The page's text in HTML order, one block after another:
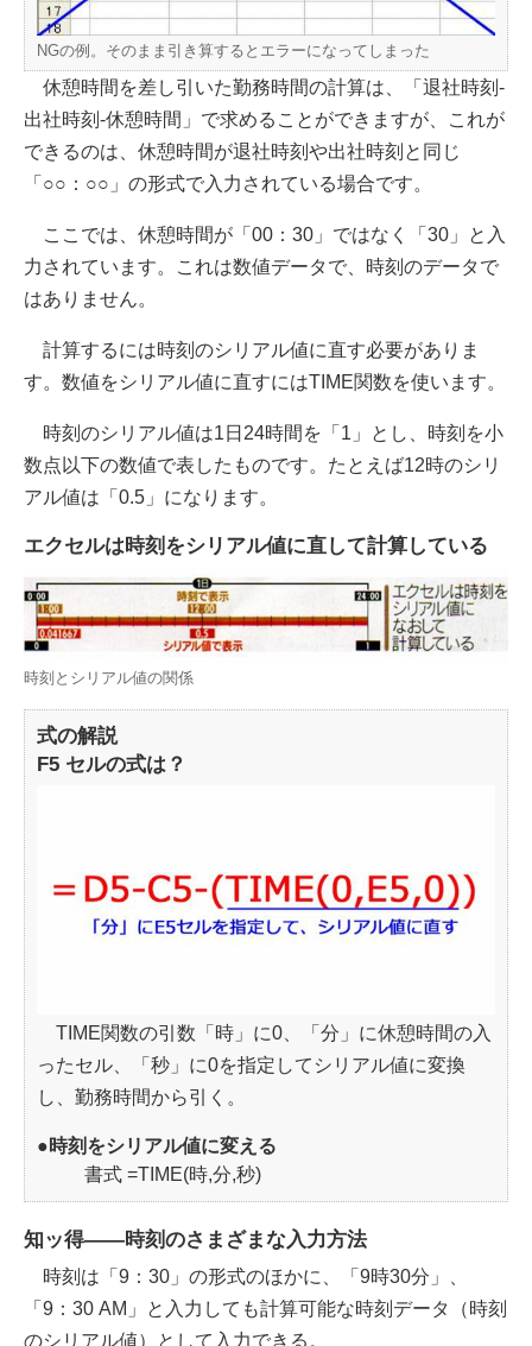
NGの例。そのまま引き算するとエラーになってしまった
休憩時間を差し引いた勤務時間の計算は、「退社時刻-
出社時刻-休憩時間」で求めることができますが、これが
できるのは、休憩時間が退社時刻や出社時刻と同じ
「○○：○○」の形式で入力されている場合です。
ここでは、休憩時間が「00：30」ではなく「30」と入
力されています。これは数値データで、時刻のデータで
はありません。
計算するには時刻のシリアル値に直す必要がありま
す。数値をシリアル値に直すにはTIME関数を使います。
時刻のシリアル値は1日24時間を「1」とし、時刻を小
数点以下の数値で表したものです。たとえば12時のシリ
アル値は「0.5」になります。
エクセルは時刻をシリアル値に直して計算している
時刻とシリアル値の関係
式の解説
F5 セルの式は？
TIME関数の引数「時」に0、「分」に休憩時間の入
ったセル、「秒」に0を指定してシリアル値に変換
し、勤務時間から引く。
●時刻をシリアル値に変える
書式 =TIME(時,分,秒)
知ッ得――時刻のさまざまな入力方法
時刻は「9：30」の形式のほかに、「9時30分」、
「9：30 AM」と入力しても計算可能な時刻データ（時刻
のシリアル値）として入力できる。